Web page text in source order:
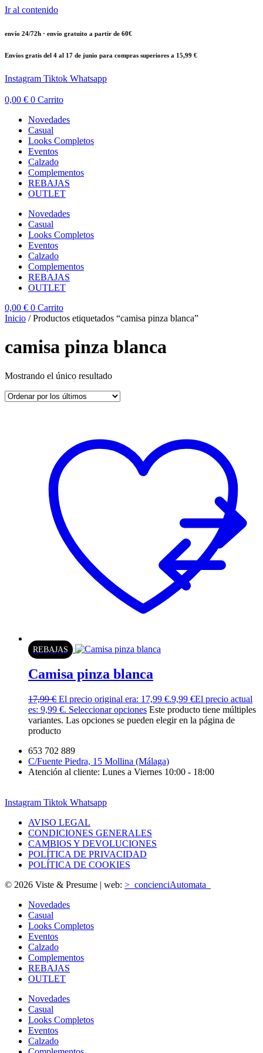
Ir al contenido
envío 24/72h · envío gratuito a partir de 60€
Envíos gratis del 4 al 17 de junio para compras superiores a 15,99 €
Instagram Tiktok Whatsapp
0,00 € 0 Carrito
Novedades
Casual
Looks Completos
Eventos
Calzado
Complementos
REBAJAS
OUTLET
Novedades
Casual
Looks Completos
Eventos
Calzado
Complementos
REBAJAS
OUTLET
0,00 € 0 Carrito
Inicio / Productos etiquetados “camisa pinza blanca”
camisa pinza blanca
Mostrando el único resultado
REBAJAS
Camisa pinza blanca
17,99€ El precio original era: 17,99 €.9,99 €El precio actual
es: 9,99 €. Seleccionar opciones Este producto tiene múltiples
variantes. Las opciones se pueden elegir en la página de
producto
653 702 889
C/Fuente Piedra, 15 Mollina (Málaga)
Atención al cliente: Lunes a Viernes 10:00 - 18:00
Instagram Tiktok Whatsapp
AVISO LEGAL
CONDICIONES GENERALES
CAMBIOS Y DEVOLUCIONES
POLÍTICA DE PRIVACIDAD
POLÍTICA DE COOKIES
© 2026 Viste & Presume | web: >_concienciAutomata_
Novedades
Casual
Looks Completos
Eventos
Calzado
Complementos
REBAJAS
OUTLET
Novedades
Casual
Looks Completos
Eventos
Calzado